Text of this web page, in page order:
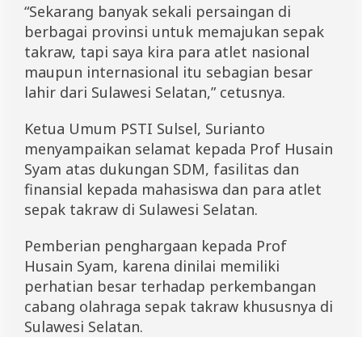
“Sekarang banyak sekali persaingan di
berbagai provinsi untuk memajukan sepak
takraw, tapi saya kira para atlet nasional
maupun internasional itu sebagian besar
lahir dari Sulawesi Selatan,” cetusnya.
Ketua Umum PSTI Sulsel, Surianto
menyampaikan selamat kepada Prof Husain
Syam atas dukungan SDM, fasilitas dan
finansial kepada mahasiswa dan para atlet
sepak takraw di Sulawesi Selatan.
Pemberian penghargaan kepada Prof
Husain Syam, karena dinilai memiliki
perhatian besar terhadap perkembangan
cabang olahraga sepak takraw khususnya di
Sulawesi Selatan.